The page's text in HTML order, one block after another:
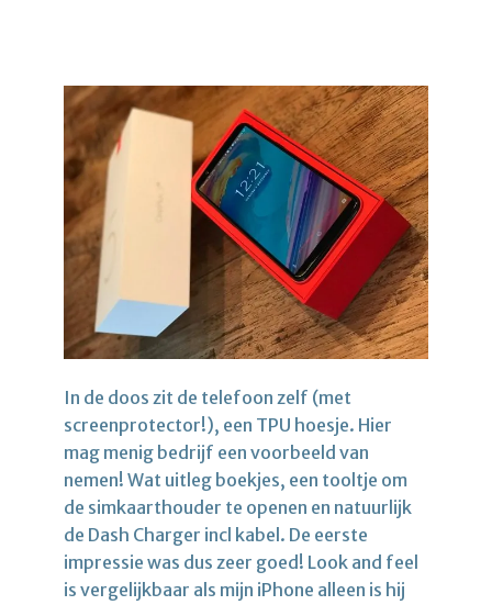
In de doos zit de telefoon zelf (met
screenprotector!), een TPU hoesje. Hier
mag menig bedrijf een voorbeeld van
nemen! Wat uitleg boekjes, een tooltje om
de simkaarthouder te openen en natuurlijk
de Dash Charger incl kabel. De eerste
impressie was dus zeer goed! Look and feel
is vergelijkbaar als mijn iPhone alleen is hij